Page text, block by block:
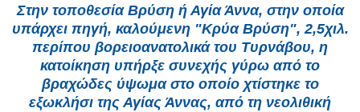
Στην τοποθεσία Βρύση ή Αγία Άννα, στην οποία
υπάρχει πηγή, καλούμενη "Κρύα Βρύση", 2,5χιλ.
περίπου βορειοανατολικά του Τυρνάβου, η
κατοίκηση υπήρξε συνεχής γύρω από το
βραχώδες ύψωμα στο οποίο χτίστηκε το
εξωκλήσι της Αγίας Άννας, από τη νεολιθική